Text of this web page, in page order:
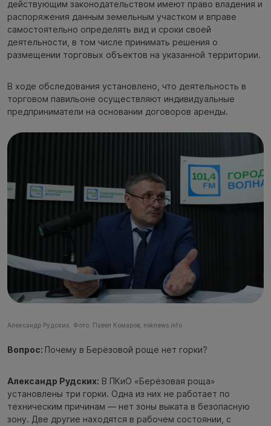
действующим законодательством имеют право владения и
распоряжения данным земельным участком и вправе
самостоятельно определять вид и сроки своей
деятельности, в том числе принимать решения о
размещении торговых объектов на указанной территории.
В ходе обследования установлено, что деятельность в
торговом павильоне осуществляют индивидуальные
предприниматели на основании договоров аренды.
Александр Рудских. Фото: Павел Комаров, nsknews.info
Вопрос: Почему в Берёзовой роще нет горки?
Александр Рудских: В ПКиО «Берёзовая роща»
установлены три горки. Одна из них не работает по
техническим причинам — нет зоны выката в безопасную
зону. Две другие находятся в рабочем состоянии, с